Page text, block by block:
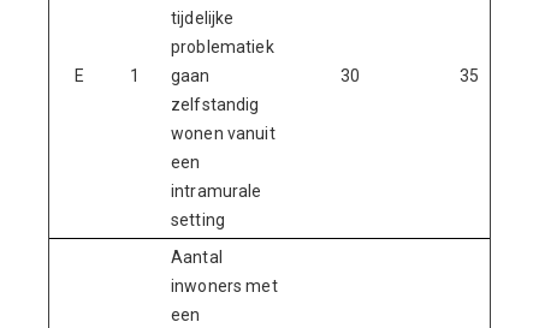
E 1
tijdelijke
problematiek
gaan
zelfstandig
wonen vanuit
een
intramurale
setting
30 35
Aantal
inwoners met
een